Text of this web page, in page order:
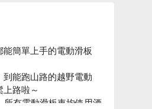
簡單上手的電動滑板
能跑山路的越野電動
路啦～
所有電動滑板車均使用酒